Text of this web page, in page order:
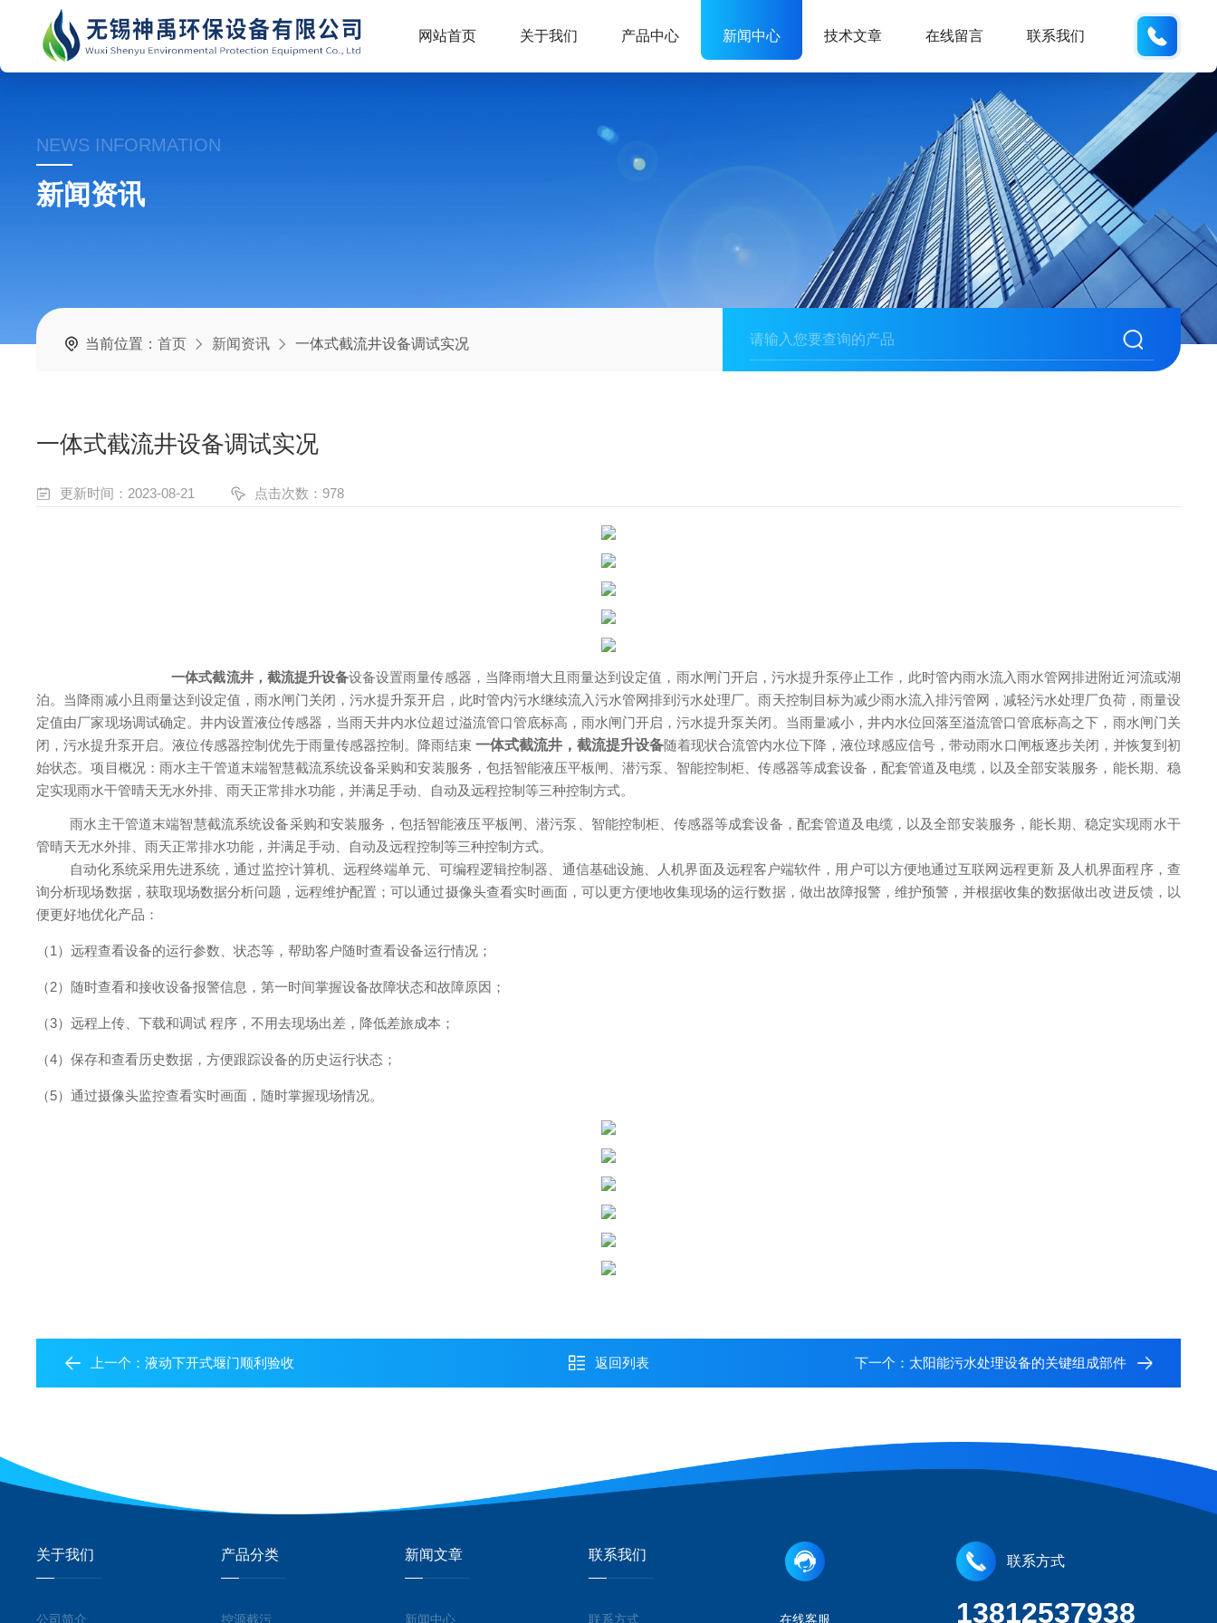
网站首页 关于我们 产品中心 新闻中心 技术文章 在线留言 联系我们
NEWS INFORMATION
新闻资讯
当前位置：首页 新闻资讯 一体式截流井设备调试实况
一体式截流井设备调试实况
更新时间：2023-08-21 点击次数：978
一体式截流井，截流提升设备设备设置雨量传感器，当降雨增大且雨量达到设定值，雨水闸门开启，污水提升泵停止工作，此时管内雨水流入雨水管网排进附近河流或湖
泊。当降雨减小且雨量达到设定值，雨水闸门关闭，污水提升泵开启，此时管内污水继续流入污水管网排到污水处理厂。雨天控制目标为减少雨水流入排污管网，减轻污水处理厂负荷，雨量设
定值由厂家现场调试确定。井内设置液位传感器，当雨天井内水位超过溢流管口管底标高，雨水闸门开启，污水提升泵关闭。当雨量减小，井内水位回落至溢流管口管底标高之下，雨水闸门关
闭，污水提升泵开启。液位传感器控制优先于雨量传感器控制。 降雨结束 一体式截流井，截流提升设备随着现状合流管内水位下降，液位球感应信号，带动雨水口闸板逐步关闭，并恢复到初
始状态。项目概况：雨水主干管道末端智慧截流系统设备采购和安装服务，包括智能液压平板闸、潜污泵、智能控制柜、传感器等成套设备，配套管道及电缆，以及全部安装服务，能长期、稳
定实现雨水干管晴天无水外排、雨天正常排水功能，并满足手动、自动及远程控制等三种控制方式。
雨水主干管道末端智慧截流系统设备采购和安装服务，包括智能液压平板闸、潜污泵、智能控制柜、传感器等成套设备，配套管道及电缆，以及全部安装服务，能长期、稳定实现雨水干
管晴天无水外排、雨天正常排水功能，并满足手动、自动及远程控制等三种控制方式。
自动化系统采用先进系统，通过监控计算机、远程终端单元、可编程逻辑控制器、通信基础设施、人机界面及远程客户端软件，用户可以方便地通过互联网远程更新 及人机界面程序，查
询分析现场数据，获取现场数据分析问题，远程维护配置；可以通过摄像头查看实时画面，可以更方便地收集现场的运行数据，做出故障报警，维护预警，并根据收集的数据做出改进反馈，以
便更好地优化产品：
（1）远程查看设备的运行参数、状态等，帮助客户随时查看设备运行情况；
（2）随时查看和接收设备报警信息，第一时间掌握设备故障状态和故障原因；
（3）远程上传、下载和调试 程序，不用去现场出差，降低差旅成本；
（4）保存和查看历史数据，方便跟踪设备的历史运行状态；
（5）通过摄像头监控查看实时画面，随时掌握现场情况。
上一个：液动下开式堰门顺利验收 返回列表 下一个： 太阳能污水处理设备的关键组成部件
关于我们
公司简介
产品分类
控源截污
新闻文章
新闻中心
联系我们
联系方式 在线客服
联系方式
13812537938